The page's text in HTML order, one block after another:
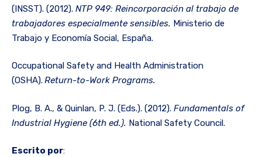
(INSST). (2012). NTP 949: Reincorporación al trabajo de
trabajadores especialmente sensibles. Ministerio de
Trabajo y Economía Social, España.
Occupational Safety and Health Administration
(OSHA).Return-to-Work Programs.
Plog, B. A., & Quinlan, P. J. (Eds.). (2012). Fundamentals of
Industrial Hygiene (6th ed.). National Safety Council.
Escrito por: